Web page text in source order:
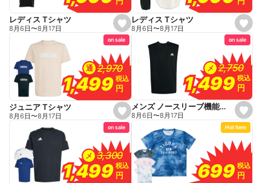
s
e
t
a
v
o
r
i
e
レディス Tシャツ
8月6日〜8月17日
s
e
t
a
v
o
r
i
e
レディス Tシャツ
8月6日〜8月17日
s
e
t
a
v
o
r
i
on sale
通 2,970
2,970
1,499
1,499税込
税込
円
円
ジュニア Tシャツ
8月6日〜8月17日
s
e
t
a
v
o
r
i
on sale
メ 2,750
2,750
1,499
1,499 税込
税込
円
円
メンズ ノースリーブ機能シャツ
8月6日〜8月17日
on sale
メ 3,300
3,300
1,499
1,499税込
税込
円
円
Hot Item
699
699 税込
税込
円
円